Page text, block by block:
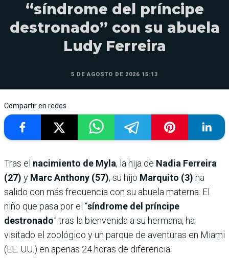
“síndrome del príncipe
destronado” con su abuela
Ludy Ferreira
5 DE AGOSTO DE 2026 15:13
Compartir en redes
Tras el nacimiento de Myla, la hija de Nadia Ferreira
(27) y Marc Anthony (57), su hijo Marquito (3) ha
salido con más frecuencia con su abuela materna. El
niño que pasa por el “síndrome del príncipe
destronado” tras la bienvenida a su hermana, ha
visitado el zoológico y un parque de aventuras en Miami
(EE. UU.) en apenas 24 horas de diferencia.